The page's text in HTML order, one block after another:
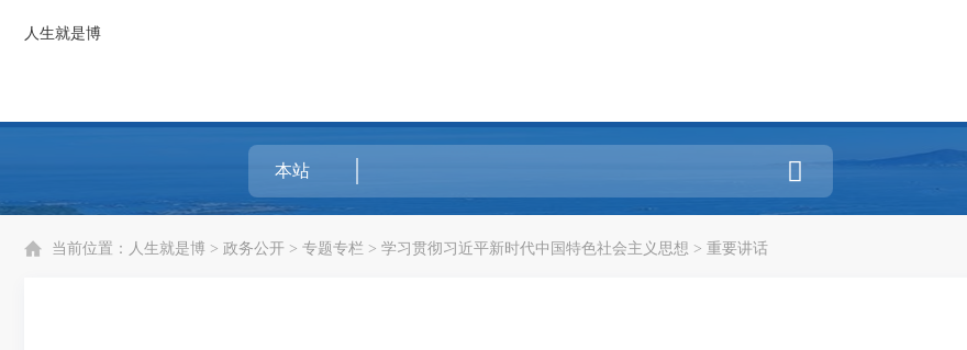
人生就是博

当前位置： 人生就是博 > 政务公开 > 专题专栏 > 学习贯彻习近平新时代中国特色社会主义思想 > 重要讲话